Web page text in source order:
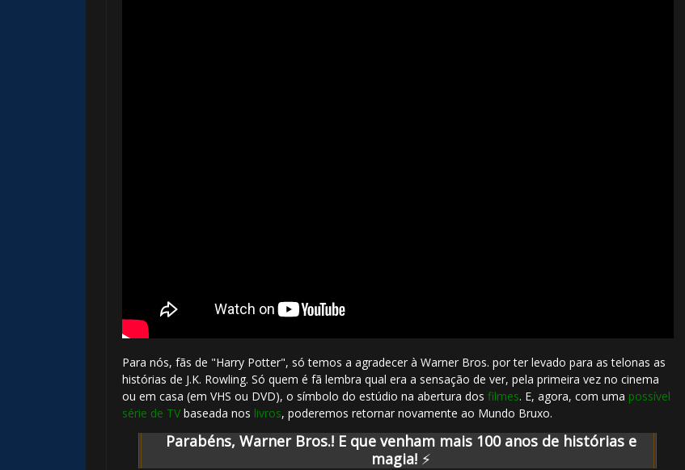
Para nós, fãs de "Harry Potter", só temos a agradecer à Warner Bros. por ter levado para as telonas as
histórias de J.K. Rowling. Só quem é fã lembra qual era a sensação de ver, pela primeira vez no cinema
ou em casa (em VHS ou DVD), o símbolo do estúdio na abertura dos filmes. E, agora, com uma possível
série de TVbaseada nos livros, poderemos retornar novamente ao Mundo Bruxo.
Parabéns, Warner Bros.! E que venham mais 100 anos de histórias e
magia! ⚡